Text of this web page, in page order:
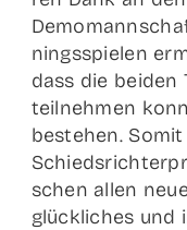
nings­spie­len
dass die bei­den
teil­neh­men
bestehen.
schen allen
glück­li­ches und